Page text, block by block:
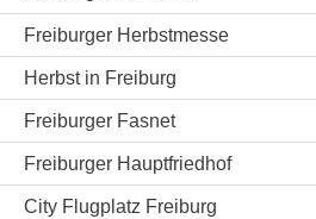
Freiburger Herbstmesse
Herbst in Freiburg
Freiburger Fasnet
Freiburger Hauptfriedhof
City Flugplatz Freiburg